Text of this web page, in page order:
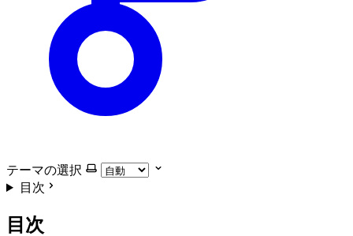
テーマの選択
目次
目次